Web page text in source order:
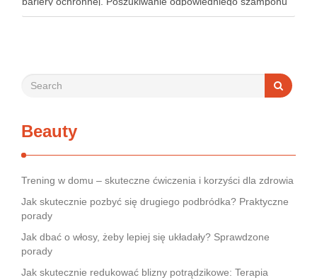
bywa dla wielu pacjentów procesem długim i frustrującym, bo
Beauty
Trening w domu – skuteczne ćwiczenia i korzyści dla zdrowia
Jak skutecznie pozbyć się drugiego podbródka? Praktyczne
porady
Jak dbać o włosy, żeby lepiej się układały? Sprawdzone
porady
Jak skutecznie redukować blizny potrądzikowe: Terapia